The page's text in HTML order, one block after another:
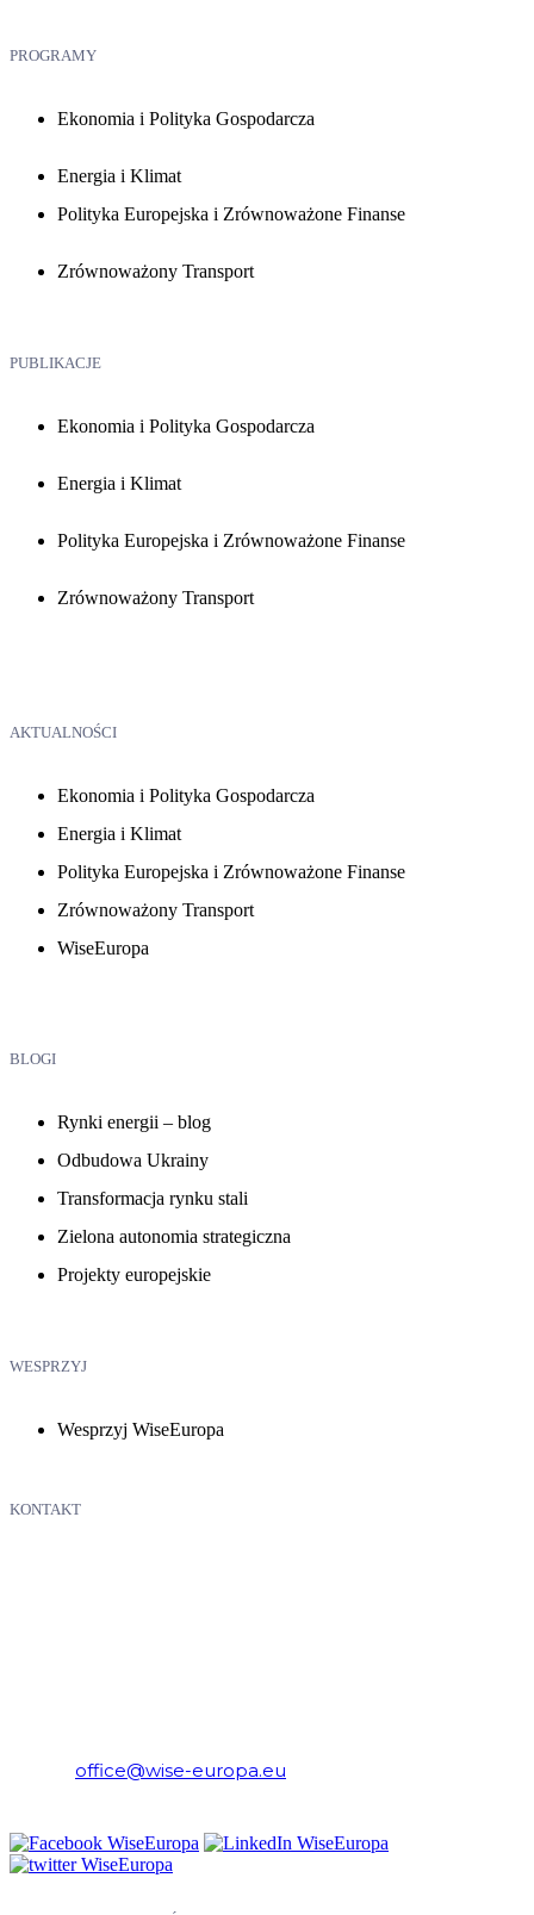
PROGRAMY
Ekonomia i Polityka Gospodarcza
Energia i Klimat
Polityka Europejska i Zrównoważone Finanse
Zrównoważony Transport
PUBLIKACJE
Ekonomia i Polityka Gospodarcza
Energia i Klimat
Polityka Europejska i Zrównoważone Finanse
Zrównoważony Transport
AKTUALNOŚCI
Ekonomia i Polityka Gospodarcza
Energia i Klimat
Polityka Europejska i Zrównoważone Finanse
Zrównoważony Transport
WiseEuropa
BLOGI
Rynki energii – blog
Odbudowa Ukrainy
Transformacja rynku stali
Zielona autonomia strategiczna
Projekty europejskie
WESPRZYJ
Wesprzyj WiseEuropa
KONTAKT
office@wise-europa.eu